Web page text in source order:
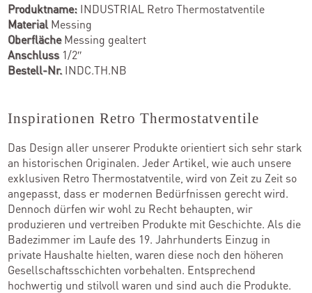
Outlet-Store
Produktname: INDUSTRIAL Retro Thermostatventile
Material Messing
OberflächeMessing gealtert
Anschluss1/2″
Bestell-Nr. INDC.TH.NB
Inspirationen Retro Thermostatventile
Das Design aller unserer Produkte orientiert sich sehr stark
an historischen Originalen. Jeder Artikel, wie auch unsere
exklusiven Retro Thermostatventile, wird von Zeit zu Zeit so
angepasst, dass er modernen Bedürfnissen gerecht wird.
Dennoch dürfen wir wohl zu Recht behaupten, wir
produzieren und vertreiben Produkte mit Geschichte. Als die
Badezimmer im Laufe des 19. Jahrhunderts Einzug in
private Haushalte hielten, waren diese noch den höheren
Gesellschaftsschichten vorbehalten. Entsprechend
hochwertig und stilvoll waren und sind auch die Produkte.